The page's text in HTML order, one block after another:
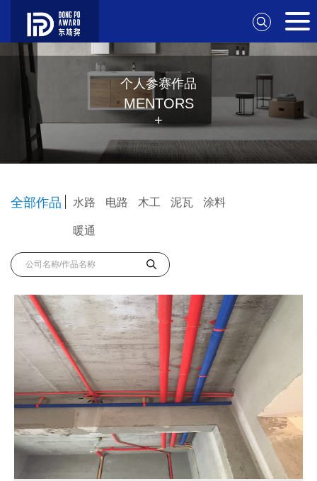
个人参赛作品
MENTORS
+
全部作品 水路 电路 木工 泥瓦 涂料
暖通